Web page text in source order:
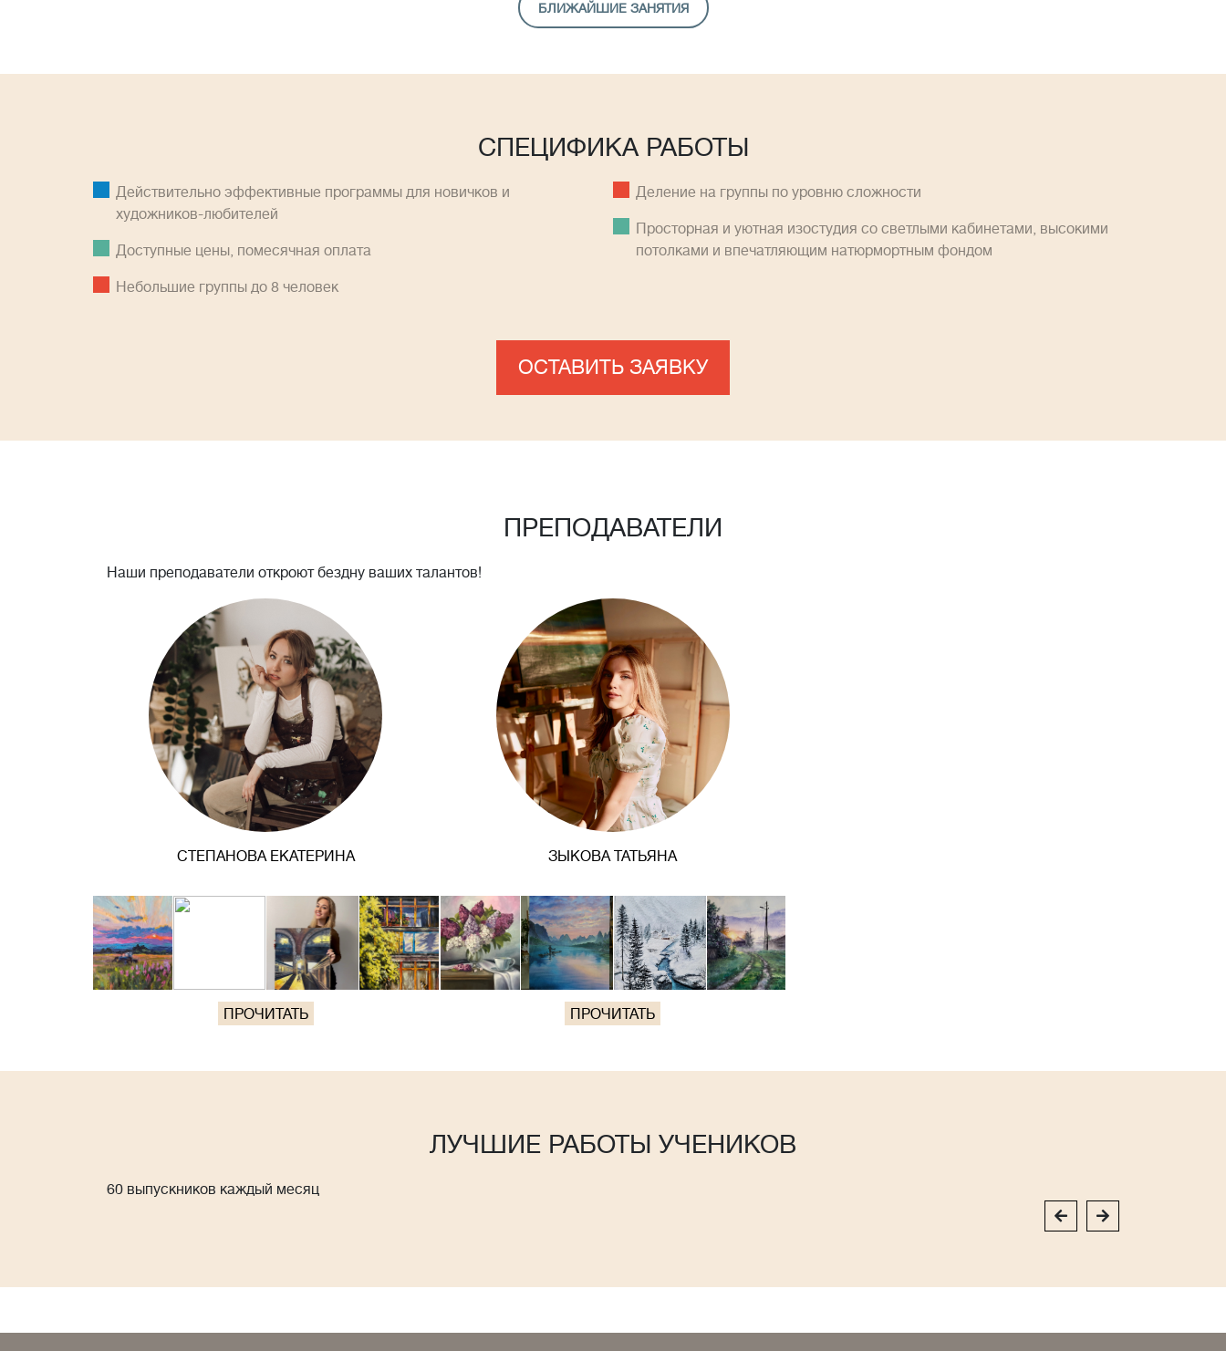
БЛИЖАЙШИЕ ЗАНЯТИЯ
СПЕЦИФИКА РАБОТЫ
Действительно эффективные программы для новичков и
художников-любителей
Доступные цены, помесячная оплатa
Небольшие группы до 8 человек
Деление на группы по уровню сложности
Просторная и уютная изостудия со светлыми кабинетами, высокими
потолками и впечатляющим натюрмортным фондом
ОСТАВИТЬ ЗАЯВКУ
ПРЕПОДАВАТЕЛИ
Наши преподаватели откроют бездну ваших талантов!
СТЕПАНОВА ЕКАТЕРИНА
ПРОЧИТАТЬ
ЗЫКОВА ТАТЬЯНА
ПРОЧИТАТЬ
ЛУЧШИЕ РАБОТЫ УЧЕНИКОВ
60 выпускников каждый месяц